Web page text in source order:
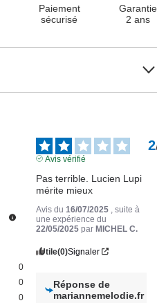
Paiement
sécurisé
Garantie
2 ans
0
0
0
2
Avis vérifié
Pas terrible. Lucien Lupi
mérite mieux
Avis du 16/07/2025
, suite à
une expérience du
22/05/2025 parMICHEL C.
Utile(0)Signaler
Réponse de
mariannemelodie.fr